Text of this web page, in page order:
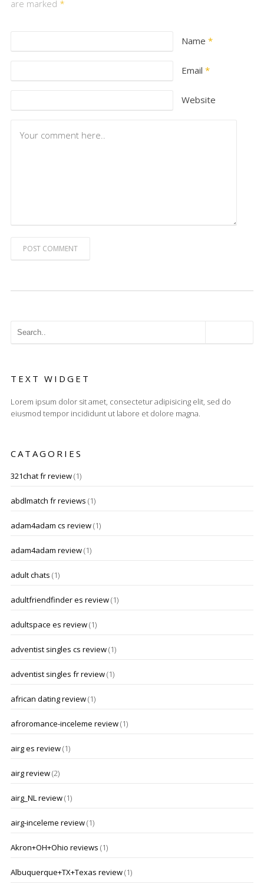
are marked *
Name *
Email *
Website
POST COMMENT
TEXT WIDGET
Lorem ipsum dolor sit amet, consectetur adipisicing elit, sed do
eiusmod tempor incididunt ut labore et dolore magna.
CATAGORIES
321chat fr review(1)
abdlmatch fr reviews (1)
adam4adam cs review(1)
adam4adam review(1)
adult chats (1)
adultfriendfinder es review(1)
adultspace es review(1)
adventist singles cs review(1)
adventist singles fr review(1)
african dating review(1)
afroromance-inceleme review(1)
airg es review(1)
airg review(2)
airg_NL review(1)
airg-inceleme review(1)
Akron+OH+Ohio reviews (1)
Albuquerque+TX+Texas review(1)